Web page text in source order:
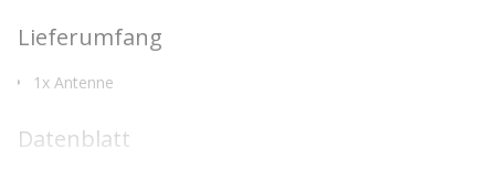
Lieferumfang
1x Antenne
Datenblatt